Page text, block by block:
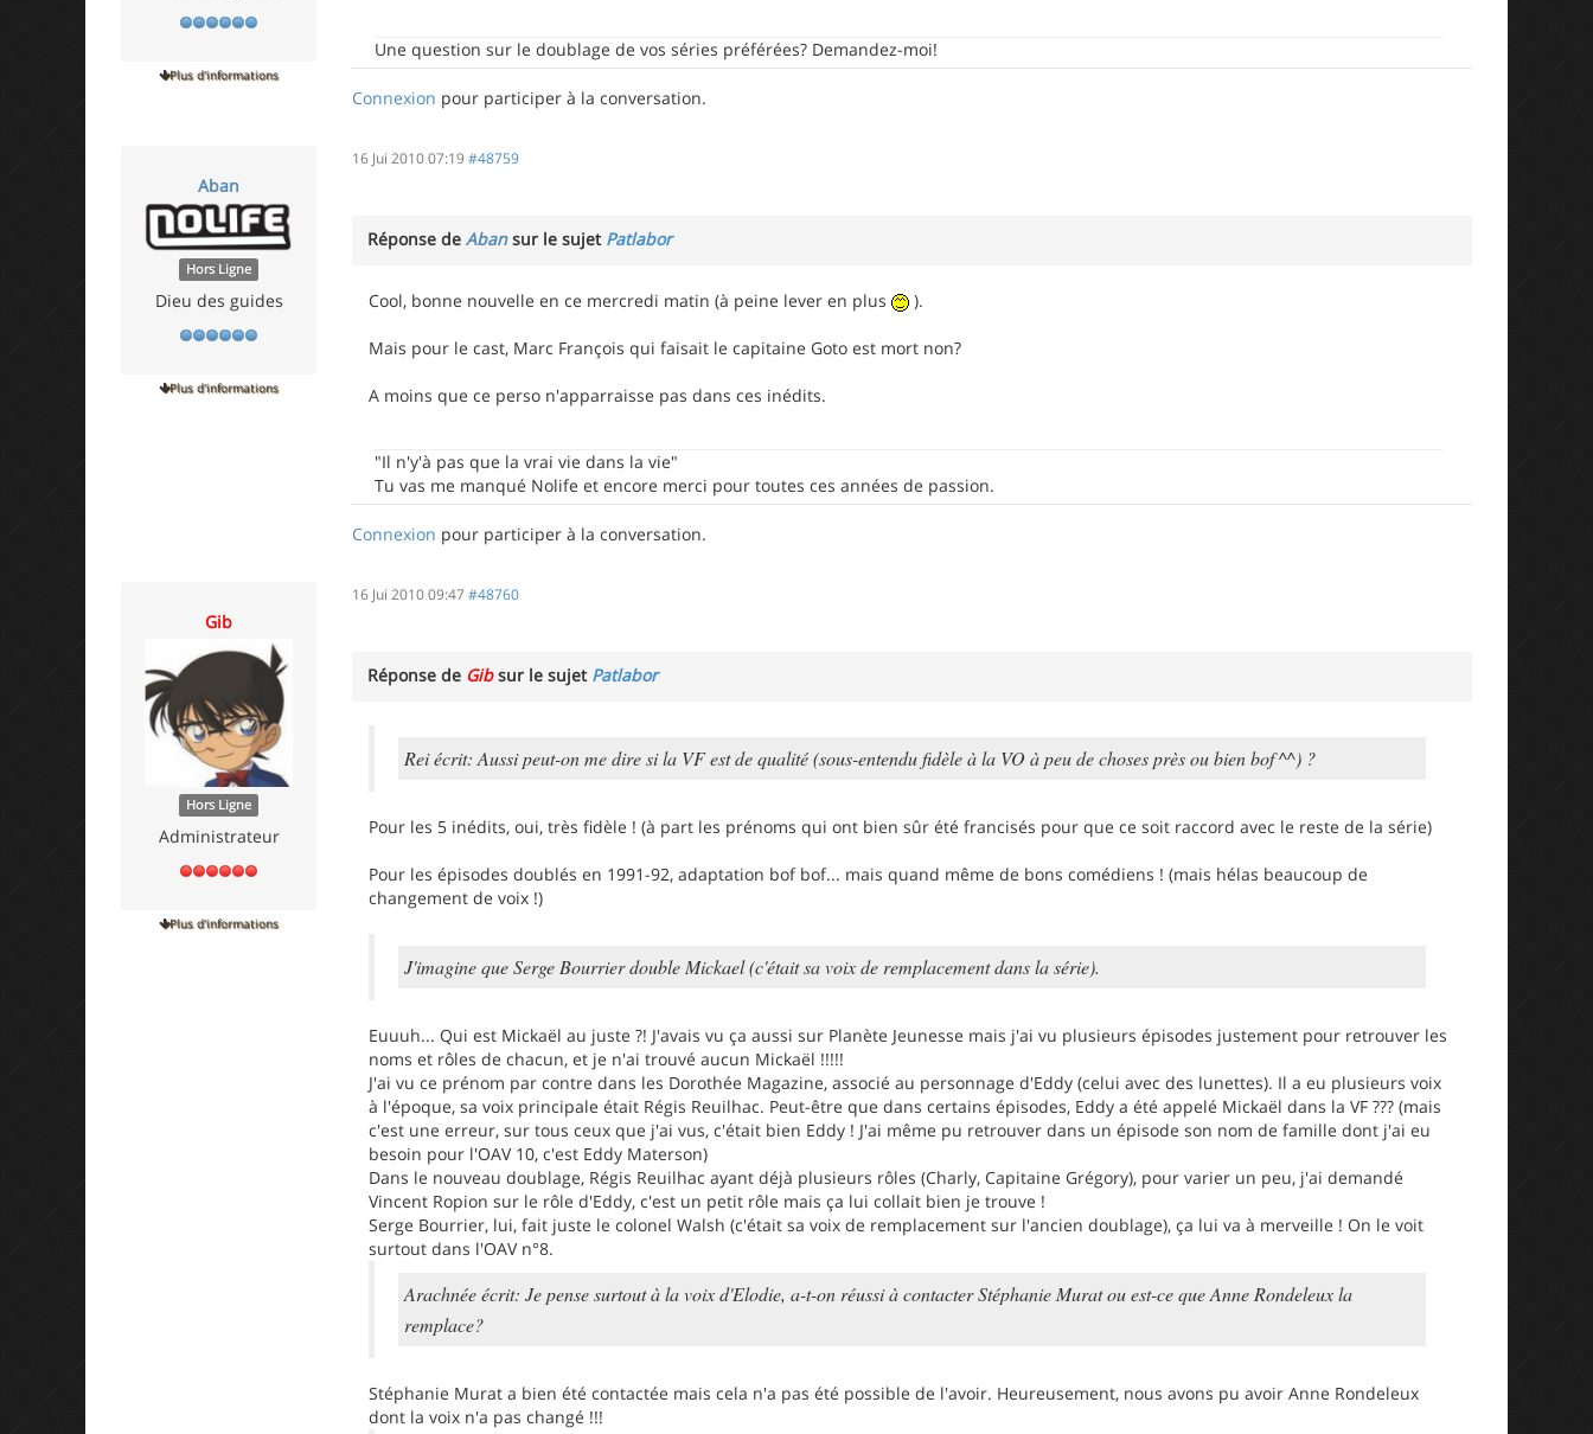
Plus d'informations
Une question sur le doublage de vos séries préférées? Demandez-moi!
Connexion pour participer à la conversation.
Aban
Hors Ligne
Dieu des guides
Plus d'informations
16 Jui 2010 07:19#48759
Réponse de Abansur le sujet Patlabor
Cool, bonne nouvelle en ce mercredi matin (à peine lever en plus ).
Mais pour le cast, Marc François qui faisait le capitaine Goto est mort non?
A moins que ce perso n'apparraisse pas dans ces inédits.
"Il n'y'à pas que la vrai vie dans la vie"
Tu vas me manqué Nolife et encore merci pour toutes ces années de passion.
Connexion pour participer à la conversation.
Gib
Hors Ligne
Administrateur
Plus d'informations
16 Jui 2010 09:47 #48760
Réponse de Gibsur le sujet Patlabor
Rei écrit: Aussi peut-on me dire si la VF est de qualité (sous-entendu fidèle à la VO à peu de choses près ou bien bof ^^) ?
Pour les 5 inédits, oui, très fidèle ! (à part les prénoms qui ont bien sûr été francisés pour que ce soit raccord avec le reste de la série)
Pour les épisodes doublés en 1991-92, adaptation bof bof... mais quand même de bons comédiens ! (mais hélas beaucoup de
changement de voix !)
J'imagine que Serge Bourrier double Mickael (c'était sa voix de remplacement dans la série).
Euuuh... Qui est Mickaël au juste ?! J'avais vu ça aussi sur Planète Jeunesse mais j'ai vu plusieurs épisodes justement pour retrouver les
noms et rôles de chacun, et je n'ai trouvé aucun Mickaël !!!!!
J'ai vu ce prénom par contre dans les Dorothée Magazine, associé au personnage d'Eddy (celui avec des lunettes). Il a eu plusieurs voix
à l'époque, sa voix principale était Régis Reuilhac. Peut-être que dans certains épisodes, Eddy a été appelé Mickaël dans la VF ??? (mais
c'est une erreur, sur tous ceux que j'ai vus, c'était bien Eddy ! J'ai même pu retrouver dans un épisode son nom de famille dont j'ai eu
besoin pour l'OAV 10, c'est Eddy Materson)
Dans le nouveau doublage, Régis Reuilhac ayant déjà plusieurs rôles (Charly, Capitaine Grégory), pour varier un peu, j'ai demandé
Vincent Ropion sur le rôle d'Eddy, c'est un petit rôle mais ça lui collait bien je trouve !
Serge Bourrier, lui, fait juste le colonel Walsh (c'était sa voix de remplacement sur l'ancien doublage), ça lui va à merveille ! On le voit
surtout dans l'OAV n°8.
Arachnée écrit: Je pense surtout à la voix d'Elodie, a-t-on réussi à contacter Stéphanie Murat ou est-ce que Anne Rondeleux la
remplace?
Stéphanie Murat a bien été contactée mais cela n'a pas été possible de l'avoir. Heureusement, nous avons pu avoir Anne Rondeleux
dont la voix n'a pas changé !!!